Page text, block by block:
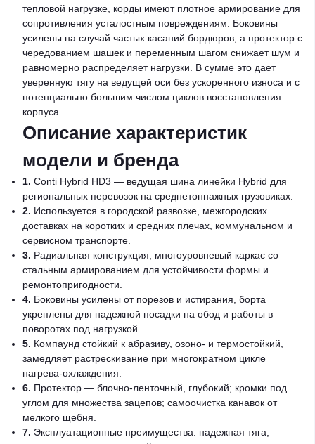
тепловой нагрузке, корды имеют плотное армирование для
сопротивления усталостным повреждениям. Боковины
усилены на случай частых касаний бордюров, а протектор с
чередованием шашек и переменным шагом снижает шум и
равномерно распределяет нагрузки. В сумме это дает
уверенную тягу на ведущей оси без ускоренного износа и с
потенциально большим числом циклов восстановления
корпуса.
Описание характеристик
модели и бренда
1. Conti Hybrid HD3 — ведущая шина линейки Hybrid для
региональных перевозок на среднетоннажных грузовиках.
2. Используется в городской развозке, межгородских
доставках на коротких и средних плечах, коммунальном и
сервисном транспорте.
3. Радиальная конструкция, многоуровневый каркас со
стальным армированием для устойчивости формы и
ремонтопригодности.
4. Боковины усилены от порезов и истирания, борта
укреплены для надежной посадки на обод и работы в
поворотах под нагрузкой.
5. Компаунд стойкий к абразиву, озоно- и термостойкий,
замедляет растрескивание при многократном цикле
нагрева-охлаждения.
6. Протектор — блочно-ленточный, глубокий; кромки под
углом для множества зацепов; самоочистка канавок от
мелкого щебня.
7. Эксплуатационные преимущества: надежная тяга,